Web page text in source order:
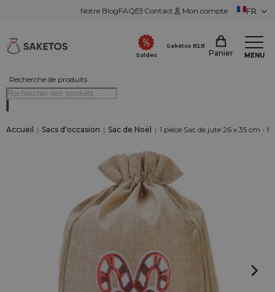
Notre BlogFAQ Contact Mon compte FR
Recherche de produits
Soldes
Saketos B2B
Panier MENU
Accueil | Sacs d'occasion | Sac de Noël | 1 pièce Sac de jute 26 x 35 cm -